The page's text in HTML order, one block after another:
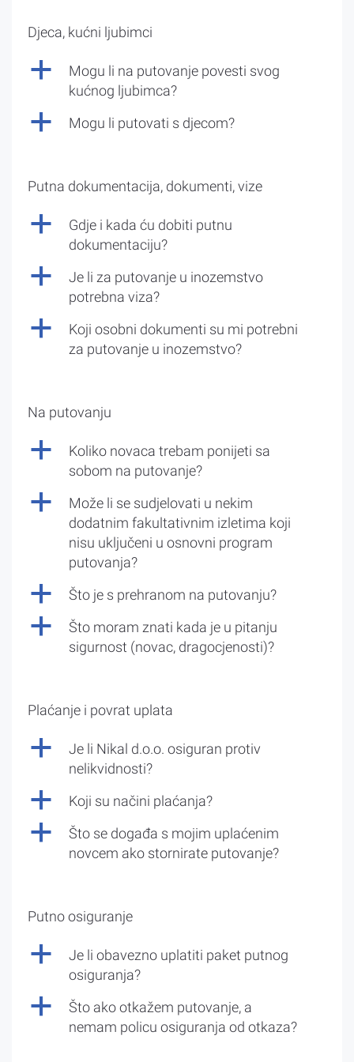
Djeca, kućni ljubimci
a
Mogu li na putovanje povesti svog
kućnog ljubimca?
a Mogu li putovati s djecom?
Putna dokumentacija, dokumenti, vize
a
Gdje i kada ću dobiti putnu
dokumentaciju?
a
Je li za putovanje u inozemstvo
potrebna viza?
a
Koji osobni dokumenti su mi potrebni
za putovanje u inozemstvo?
Na putovanju
a
Koliko novaca trebam ponijeti sa
sobom na putovanje?
a
Može li se sudjelovati u nekim
dodatnim fakultativnim izletima koji
nisu uključeni u osnovni program
putovanja?
a Što je s prehranom na putovanju?
a
Što moram znati kada je u pitanju
sigurnost (novac, dragocjenosti)?
Plaćanje i povrat uplata
a
Je li Nikal d.o.o. osiguran protiv
nelikvidnosti?
a Koji su načini plaćanja?
a
Što se događa s mojim uplaćenim
novcem ako stornirate putovanje?
Putno osiguranje
a
Je li obavezno uplatiti paket putnog
osiguranja?
a
Što ako otkažem putovanje, a
nemam policu osiguranja od otkaza?